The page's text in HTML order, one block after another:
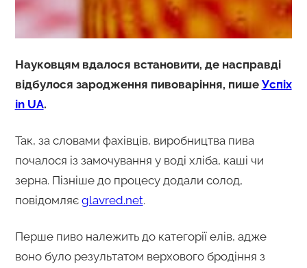
Науковцям вдалося встановити, де насправді
відбулося зародження пивоваріння, пише Успіх
in UA.
Так, за словами фахівців, виробництва пива
почалося із замочування у воді хліба, каші чи
зерна. Пізніше до процесу додали солод,
повідомляє glavred.net.
Перше пиво належить до категорії елів, адже
воно було результатом верхового бродіння з